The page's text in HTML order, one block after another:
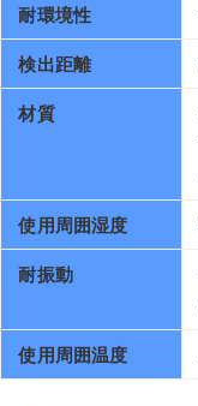
耐環境性
検出距離
材質
使用周囲湿度
耐振動
使用周囲温度